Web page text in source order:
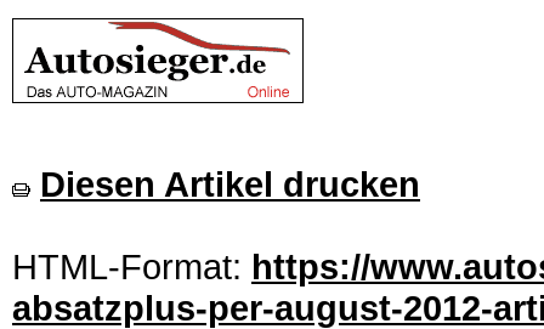
Diesen Artikel drucken
HTML-Format: https://
absatzplus-per-august-2012-